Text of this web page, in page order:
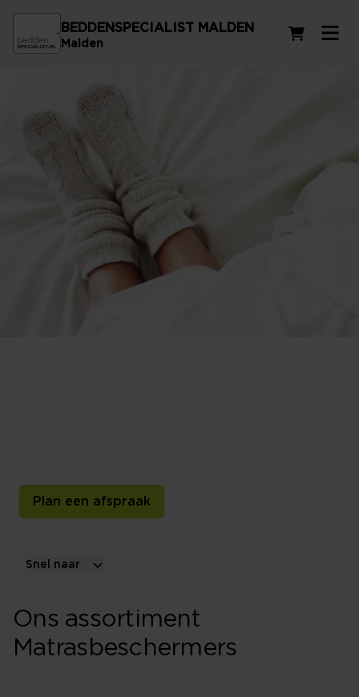
BEDDENSPECIALIST MALDEN
Malden
Plan een afspraak
Snel naar
Ons assortiment
Matrasbeschermers